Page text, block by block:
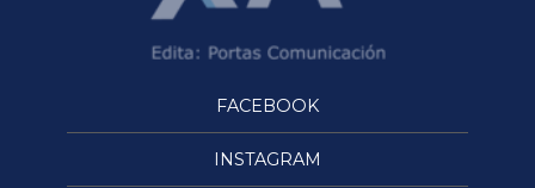
FACEBOOK
INSTAGRAM